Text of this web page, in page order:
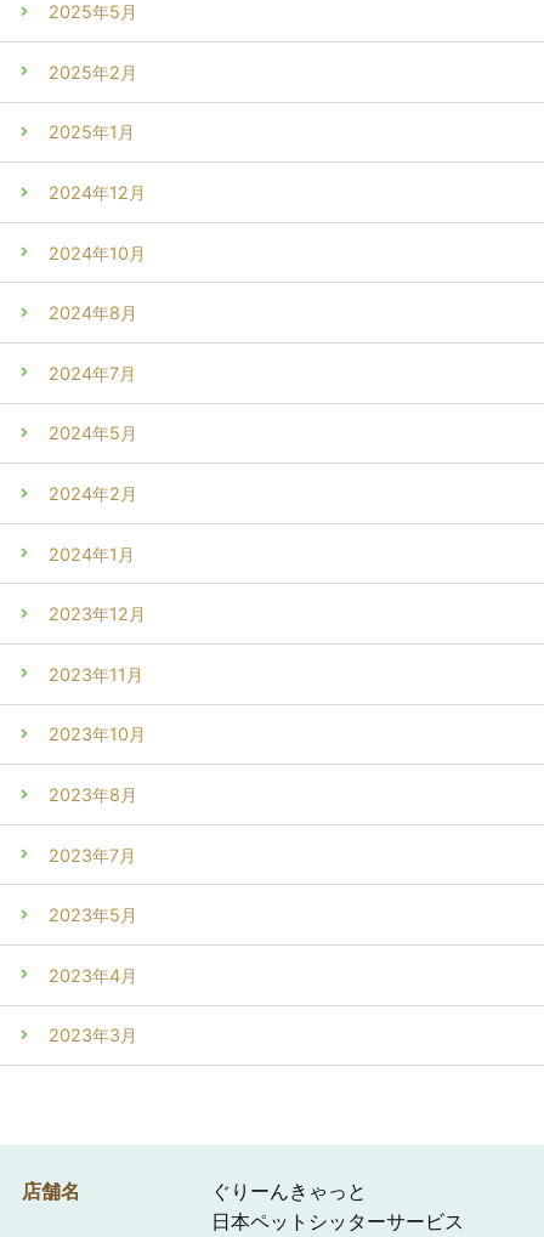
2025年5月
2025年2月
2025年1月
2024年12月
2024年10月
2024年8月
2024年7月
2024年5月
2024年2月
2024年1月
2023年12月
2023年11月
2023年10月
2023年8月
2023年7月
2023年5月
2023年4月
2023年3月
店舗名
ぐりーんきゃっと
日本ペットシッターサービス